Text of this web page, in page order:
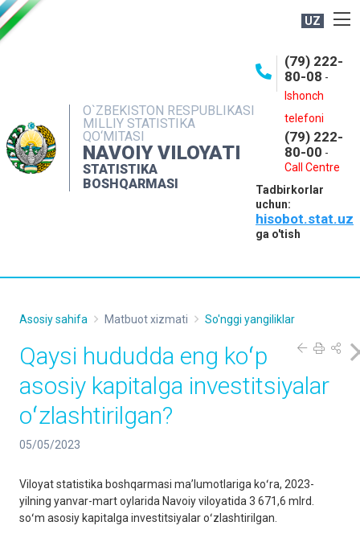
UZ
O`ZBEKISTON RESPUBLIKASI
MILLIY STATISTIKA
QO‘MITASI
NAVOIY VILOYATI
STATISTIKA
BOSHQARMASI
(79) 222-
80-08 -
Ishonch
telefoni
(79) 222-
80-00 -
Call Centre
Tadbirkorlar
uchun:
hisobot.stat.uz
ga o'tish
OCHIQ MA'LUMOTLAR
INTERAKTIV XIZMATLAR
MUROJAATLAR
Asosiy sahifa Matbuot xizmati So'nggi yangiliklar
Qaysi hududda eng koʻp
asosiy kapitalga investitsiyalar
oʻzlashtirilgan?
05/05/2023
Viloyat statistika boshqarmasi maʼlumotlariga koʻra, 2023-
yilning yanvar-mart oylarida Navoiy viloyatida 3 671,6 mlrd.
soʻm asosiy kapitalga investitsiyalar oʻzlashtirilgan.